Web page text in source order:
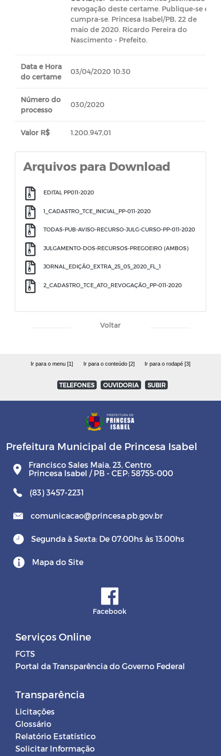
revogação deste certame. Publique-se e
cumpra-se. Princesa Isabel/PB, 22 de
maio de 2020. Ricardo Pereira do
Nascimento - Prefeito.
Data e Hora
do certame
03/04/2020 10:30
Número do
processo
030/2020
Valor R$ 1.200.947,01
Arquivos para Download
EDITAL PP011-2020
1_CADASTRO_TCE_INICIAL_PP-011-2020
TODAS-PUB-AVISO-RECURSO-JULG-CURSO-PP-011-2020
JULGAMENTO-DOS-RECURSOS-PREGOEIRO (AMBOS)
JORNAL_EDIÇÃO_EXTRA_25_05_2020_FL_1
2_CADASTRO_TCE_ATO_REVOGAÇÃO_PP-011-2020
Voltar
Ir para o menu [1] Ir para o conteúdo [2] Ir para o rodapé [3]
TELEFONES OUVIDORIA SUBIR
Prefeitura Municipal de Princesa Isabel
Francisco Sales Maia, 23, Centro
Princesa Isabel / PB - CEP: 58755-000
(83) 3457-2231
comunicacao@princesa.pb.gov.br
Segunda à Sexta: De 07:00hs às 13:00hs
Mapa do Site
Facebook
Serviços Online
FGTS
Portal da Transparência do Governo Federal
Transparência
Licitações
Glossário
Relatório Estatístico
Solicitar Informação